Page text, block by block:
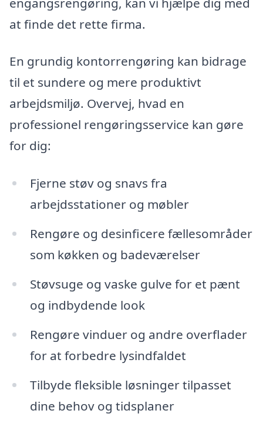
at finde det rette firma.
En grundig kontorrengøring kan bidrage
til et sundere og mere produktivt
arbejdsmiljø. Overvej, hvad en
professionel rengøringsservice kan gøre
for dig:
Fjerne støv og snavs fra
arbejdsstationer og møbler
Rengøre og desinficere fællesområder
som køkken og badeværelser
Støvsuge og vaske gulve for et pænt
og indbydende look
Rengøre vinduer og andre overflader
for at forbedre lysindfaldet
Tilbyde fleksible løsninger tilpasset
dine behov og tidsplaner